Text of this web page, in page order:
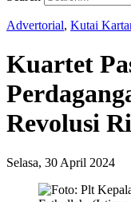
Advertorial, Kutai
Kuartet
Revolusi
Selasa, 30 April 2024